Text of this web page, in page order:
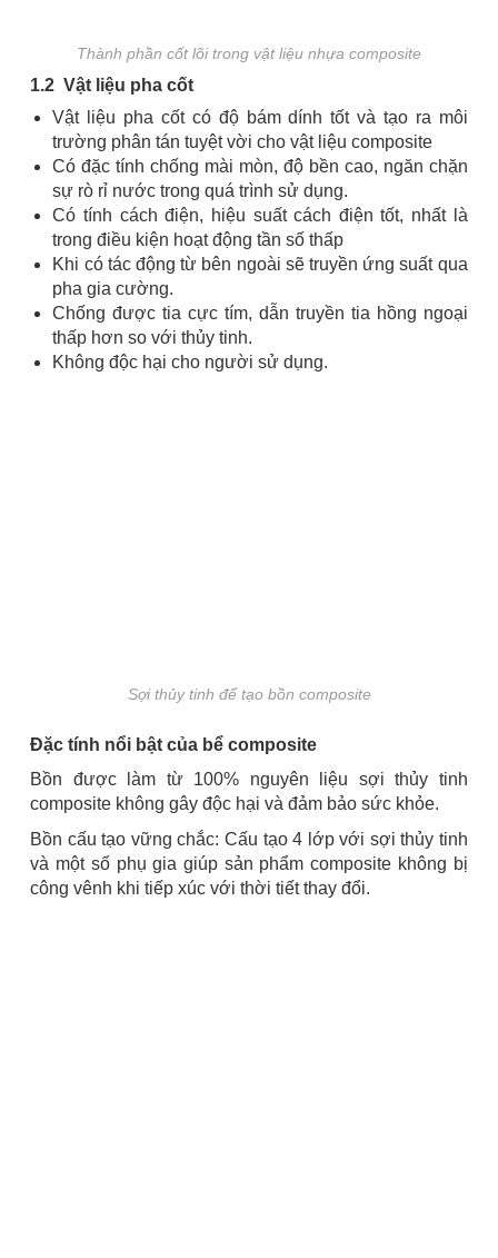
Thành phần cốt lõi trong vật liệu nhựa composite
1.2 Vật liệu pha cốt
Vật liệu pha cốt có độ bám dính tốt và tạo ra môi
trường phân tán tuyệt vời cho vật liệu composite
Có đặc tính chống mài mòn, độ bền cao, ngăn chặn
sự rò rỉ nước trong quá trình sử dụng.
Có tính cách điện, hiệu suất cách điện tốt, nhất là
trong điều kiện hoạt động tần số thấp
Khi có tác động từ bên ngoài sẽ truyền ứng suất qua
pha gia cường.
Chống được tia cực tím, dẫn truyền tia hồng ngoại
thấp hơn so với thủy tinh.
Không độc hại cho người sử dụng.
Sợi thủy tinh để tạo bồn composite
Đặc tính nổi bật của bể composite
Bồn được làm từ 100% nguyên liệu sợi thủy tinh
composite không gây độc hại và đảm bảo sức khỏe.
Bồn cấu tạo vững chắc: Cấu tạo 4 lớp với sợi thủy tinh
và một số phụ gia giúp sản phẩm composite không bị
công vênh khi tiếp xúc với thời tiết thay đổi.